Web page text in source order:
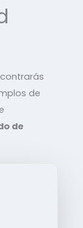
de
de